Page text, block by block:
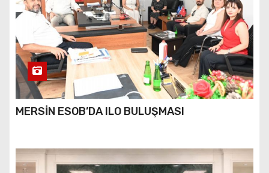
MERSİN ESOB’DA ILO BULUŞMASI